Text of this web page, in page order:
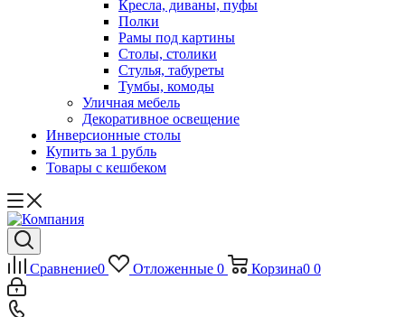
Кресла, диваны, пуфы
Полки
Рамы под картины
Столы, столики
Стулья, табуреты
Тумбы, комоды
Уличная мебель
Декоративное освещение
Инверсионные столы
Купить за 1 рубль
Товары с кешбеком
Сравнение0 Отложенные 0 Корзина0 0